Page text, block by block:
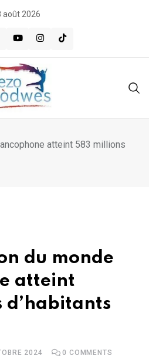
août 2026
atteint 583 millions
du monde
atteint
d’habitants
2024 0 COMMENTS